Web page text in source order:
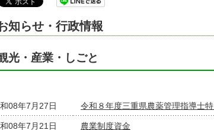
知らせ・行政情報
光・産業・しごと
08年7月27日 令和８年度三重県農薬管理指導士
08年7月21日 農業制度資金